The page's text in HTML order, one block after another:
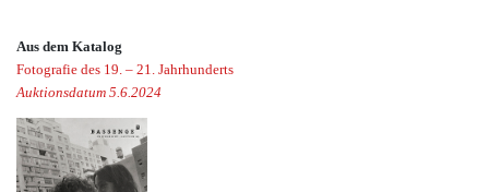
Aus dem Katalog
Fotografie des 19. – 21. Jahrhunderts
Auktionsdatum 5.6.2024